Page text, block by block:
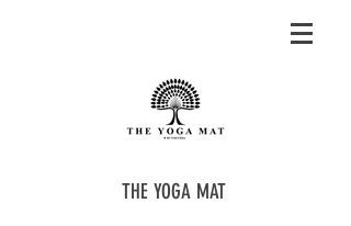
THE YOGA MAT